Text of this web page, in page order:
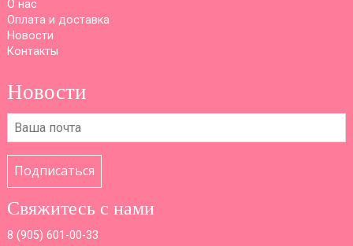
О нас
Оплата и доставка
Новости
Контакты
Новости
Подписаться
Свяжитесь с нами
8 (905) 601-00-33